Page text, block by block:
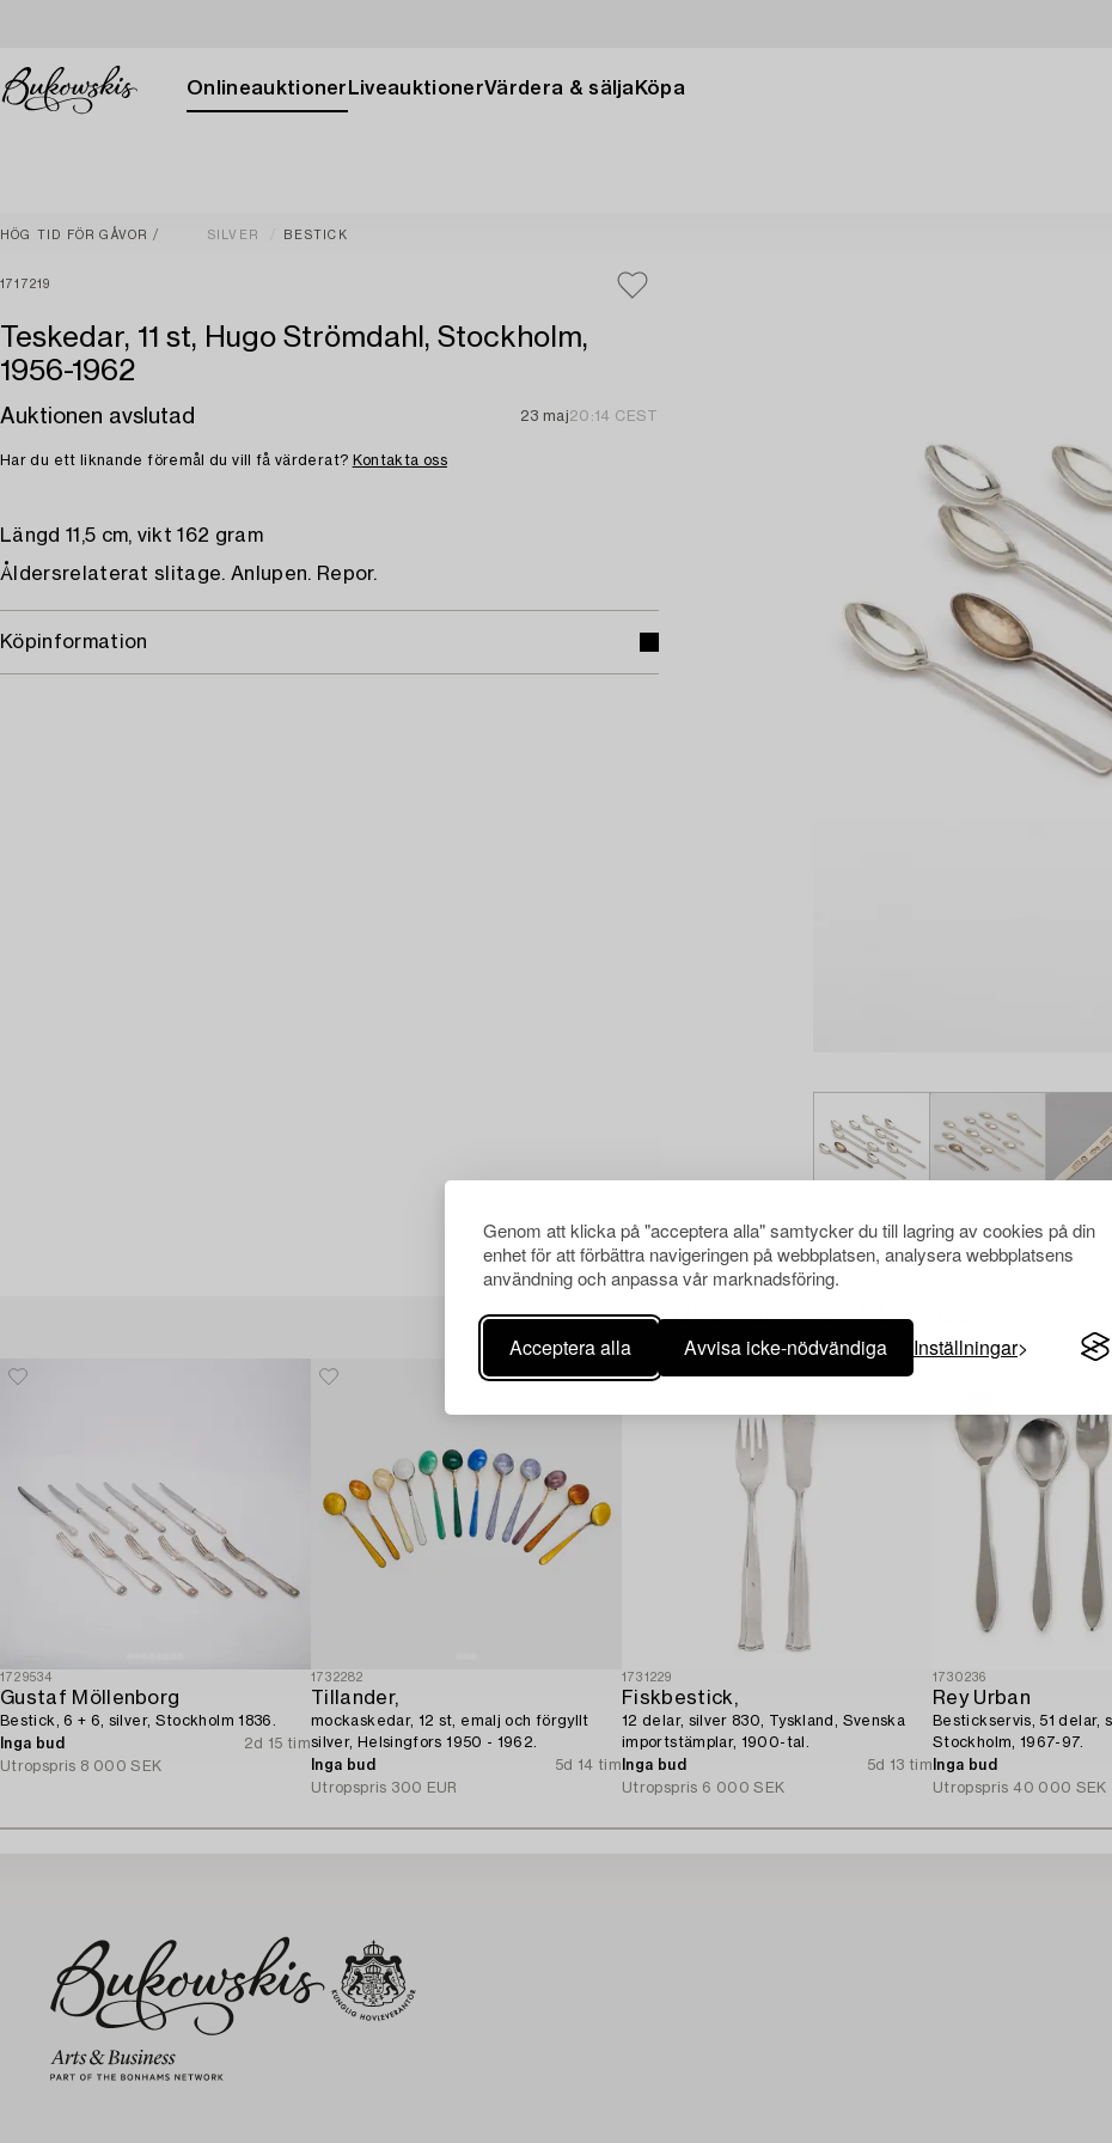
Genom att klicka på "acceptera alla" samtycker du till lagring av cookies på din
enhet för att förbättra navigeringen på webbplatsen, analysera webbplatsens
användning och anpassa vår marknadsföring.
Acceptera alla Avvisa icke-nödvändiga Inställningar
Onlineauktioner LiveauktionerVärdera & sälja Köpa
HÖG TID FÖR GÅVOR SILVER BESTICK
1717219
Teskedar, 11 st, Hugo Strömdahl, Stockholm,
1956-1962
Auktionen avslutad 23 maj20:14 CEST
Har du ett liknande föremål du vill få värderat? Kontakta oss
Längd 11,5 cm, vikt 162 gram
Åldersrelaterat slitage. Anlupen. Repor.
Köpinformation
Andra har även tittat på
1729534
Gustaf Möllenborg
Bestick, 6 + 6, silver, Stockholm 1836.
Inga bud
2d 15 tim
Utropspris 8 000 SEK
1732282
Tillander,
mockaskedar, 12 st, emalj och förgyllt
silver, Helsingfors 1950 - 1962.
Inga bud
5d 14 tim
Utropspris 300 EUR
1731229
Fiskbestick,
12 delar, silver 830, Tyskland, Svenska
importstämplar, 1900-tal.
Inga bud
5d 13 tim
Utropspris 6 000 SEK
1730236
Rey Urban
Bestickservis, 51 delar,
Stockholm, 1967-97.
Inga bud
Utropspris 40 000 SEK